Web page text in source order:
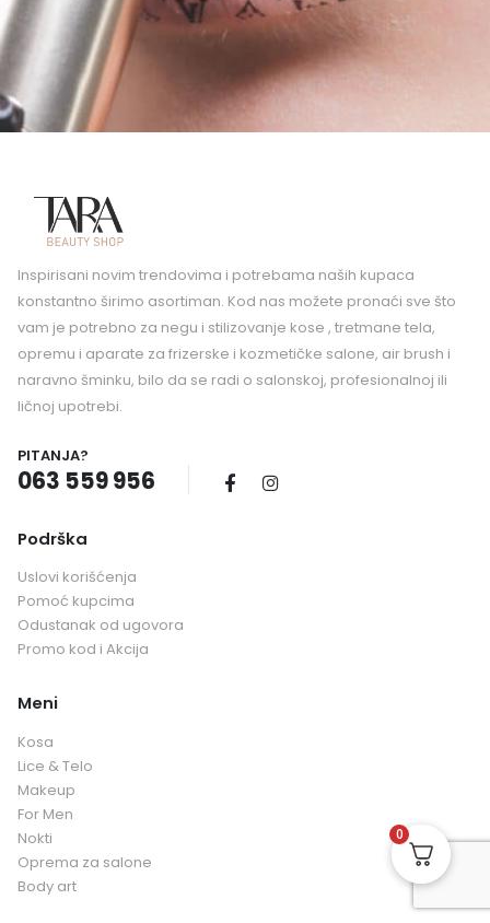
Inspirisani novim trendovima i potrebama naših kupaca
konstantno širimo asortiman. Kod nas možete pronaći sve što
vam je potrebno za negu i stilizovanje kose , tretmane tela,
opremu i aparate za frizerske i kozmetičke salone, air brush i
naravno šminku, bilo da se radi o salonskoj, profesionalnoj ili
ličnoj upotrebi.
PITANJA?
063 559 956
Podrška
Uslovi korišćenja
Pomoć kupcima
Odustanak od ugovora
Promo kod i Akcija
Meni
Kosa
Lice & Telo
Makeup
For Men
Nokti
Oprema za salone
Body art
0